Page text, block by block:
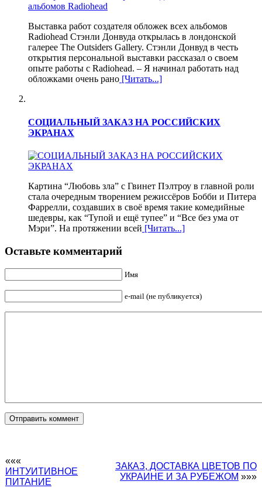
Выставка работ создателя обложек всех альбомов
Radiohead Стэнли Донвуда открылась в лондонской
галерее The Outsiders Gallery. Стэнли Донвуд в честь
открытия персональной выставки рассказал о своем
опыте работы с Radiohead. – Я начинал работать над
обложками очень рано [Читать...]
СОЦИАЛЬНЫЙ ЗАКАЗ НА РОССИЙСКИХ
ЭКРАНАХ
Картина “Любовь зла” с Гвинет Пэлтроу в главной роли
стала очередным творением режиссёров Бобби и Питера
Фаррелли, создавших в своё время такие комедийные
шедевры, как “Тупой и ещё тупее” и “Все без ума от
Мэри”. На протяжении всей [Читать...]
Оставьте комментарий
Имя
e-mail (не публикуется)
«««
ИНТУИТИВНОЕ
ПИТАНИЕ
ЗАКАЗ, ДОСТАВКА ЦВЕТОВ ПО
УКРАИНЕ И ЗА РУБЕЖОМ »»»